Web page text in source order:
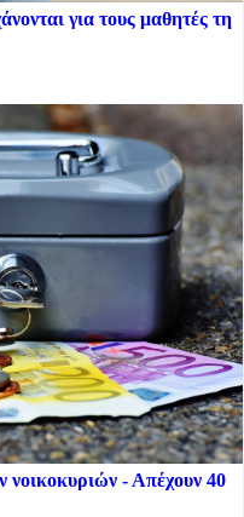
για τους μαθητές τη
νοικοκυριών - Απέχουν 40